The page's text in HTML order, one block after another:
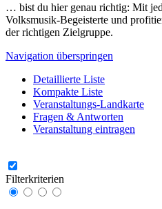
… bist du hier genau richtig: Mit
Volksmusik-Begeisterte und
der richtigen Zielgruppe.
Navigation überspringen
Detaillierte Liste
Kompakte Liste
Veranstaltungs-Landkarte
Fragen & Antworten
Veranstaltung eintragen
Filterkriterien